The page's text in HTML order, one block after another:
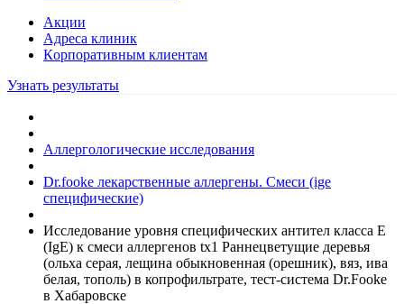
Акции
Адреса клиник
Кoрпоративным клиентам
Узнать результаты
Аллергологические исследования
Dr.fooke лекарственные аллергены. Смеси (ige
специфические)
Исследование уровня специфических антител класса E
(IgE) к смеси аллергенов tx1 Раннецветущие деревья
(ольха серая, лещина обыкновенная (орешник), вяз, ива
белая, тополь) в копрофильтрате, тест-система Dr.Fooke
в Хабаровске